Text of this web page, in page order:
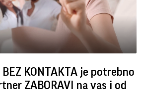
KONTAKTA je potrebno
ZABORAVI na vas i od